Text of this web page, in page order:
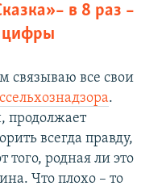
– в 8 раз –
цифры
связываю все свои
.
продолжает
всегда правду,
того, родная ли это
Что плохо – то